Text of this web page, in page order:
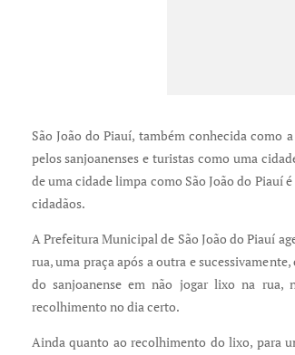
São João do Piauí, também conhecida como
pelos sanjoanenses e turistas como uma
de uma cidade limpa como São João do Piauí
cidadãos.
A Prefeitura Municipal de São João do Piauí
rua, uma praça após a outra e
do sanjoanense em não jogar lixo na rua,
recolhimento no dia certo.
Ainda quanto ao recolhimento do lixo, para